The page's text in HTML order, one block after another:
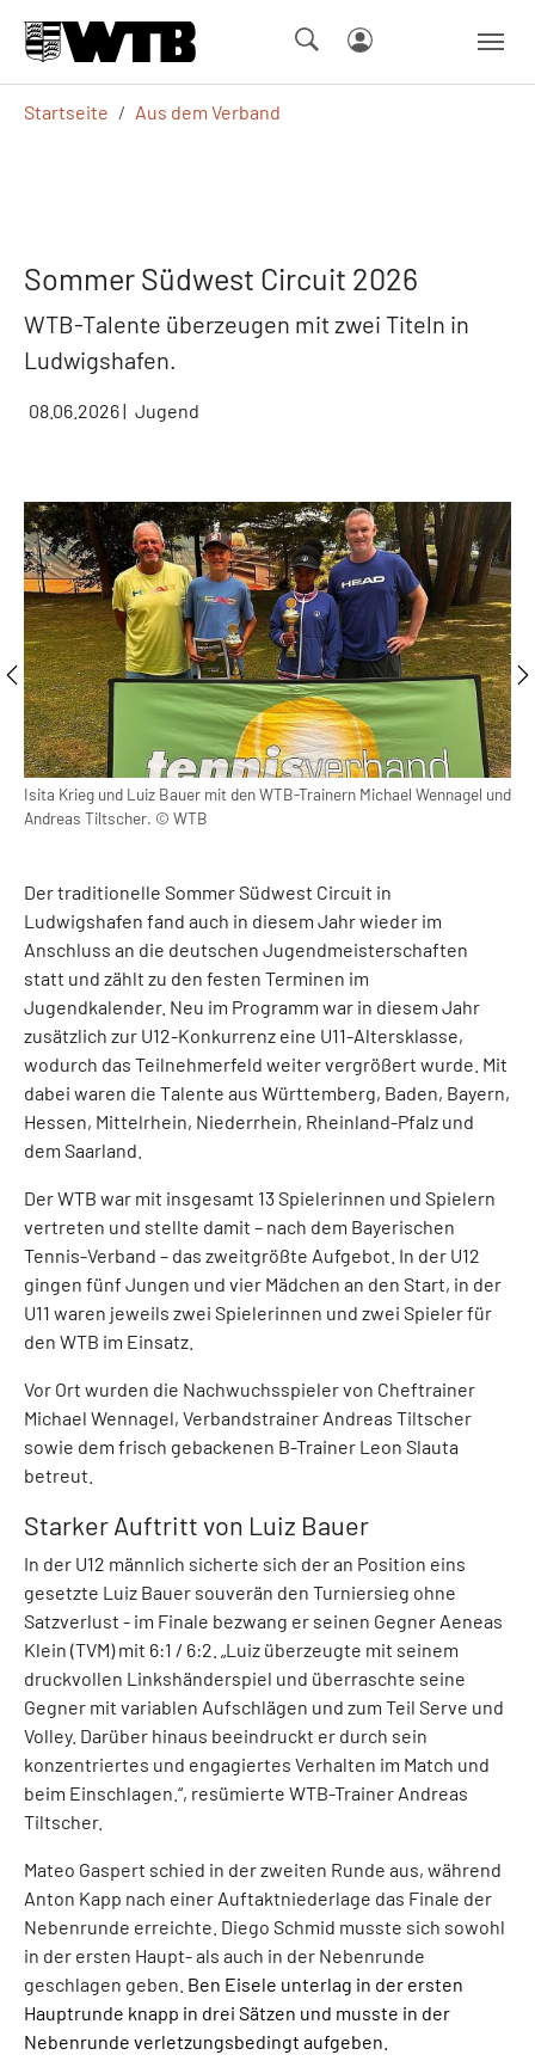
Startseite Aus dem Verband
Sommer Südwest Circuit 2026
WTB-Talente überzeugen mit zwei Titeln in
Ludwigshafen.
08.06.2026| Jugend
Isita Krieg und Luiz Bauer mit den WTB-Trainern Michael Wennagel und
Andreas Tiltscher. © WTB
Der traditionelle Sommer Südwest Circuit in
Ludwigshafen fand auch in diesem Jahr wieder im
Anschluss an die deutschen Jugendmeisterschaften
statt und zählt zu den festen Terminen im
Jugendkalender. Neu im Programm war in diesem Jahr
zusätzlich zur U12-Konkurrenz eine U11-Altersklasse,
wodurch das Teilnehmerfeld weiter vergrößert wurde. Mit
dabei waren die Talente aus Württemberg, Baden, Bayern,
Hessen, Mittelrhein, Niederrhein, Rheinland-Pfalz und
dem Saarland.
Der WTB war mit insgesamt 13 Spielerinnen und Spielern
vertreten und stellte damit – nach dem Bayerischen
Tennis-Verband – das zweitgrößte Aufgebot. In der U12
gingen fünf Jungen und vier Mädchen an den Start, in der
U11 waren jeweils zwei Spielerinnen und zwei Spieler für
den WTB im Einsatz.
Vor Ort wurden die Nachwuchsspieler von Cheftrainer
Michael Wennagel, Verbandstrainer Andreas Tiltscher
sowie dem frisch gebackenen B-Trainer Leon Slauta
betreut.
Starker Auftritt von Luiz Bauer
In der U12 männlich sicherte sich der an Position eins
gesetzte Luiz Bauer souverän den Turniersieg ohne
Satzverlust - im Finale bezwang er seinen Gegner Aeneas
Klein (TVM) mit 6:1 / 6:2. „Luiz überzeugte mit seinem
druckvollen Linkshänderspiel und überraschte seine
Gegner mit variablen Aufschlägen und zum Teil Serve und
Volley. Darüber hinaus beeindruckt er durch sein
konzentriertes und engagiertes Verhalten im Match und
beim Einschlagen.“, resümierte WTB-Trainer Andreas
Tiltscher.
Mateo Gaspert schied in der zweiten Runde aus, während
Anton Kapp nach einer Auftaktniederlage das Finale der
Nebenrunde erreichte. Diego Schmid musste sich sowohl
in der ersten Haupt- als auch in der Nebenrunde
geschlagen geben. Ben Eisele unterlag in der ersten
Hauptrunde knapp in drei Sätzen und musste in der
Nebenrunde verletzungsbedingt aufgeben.